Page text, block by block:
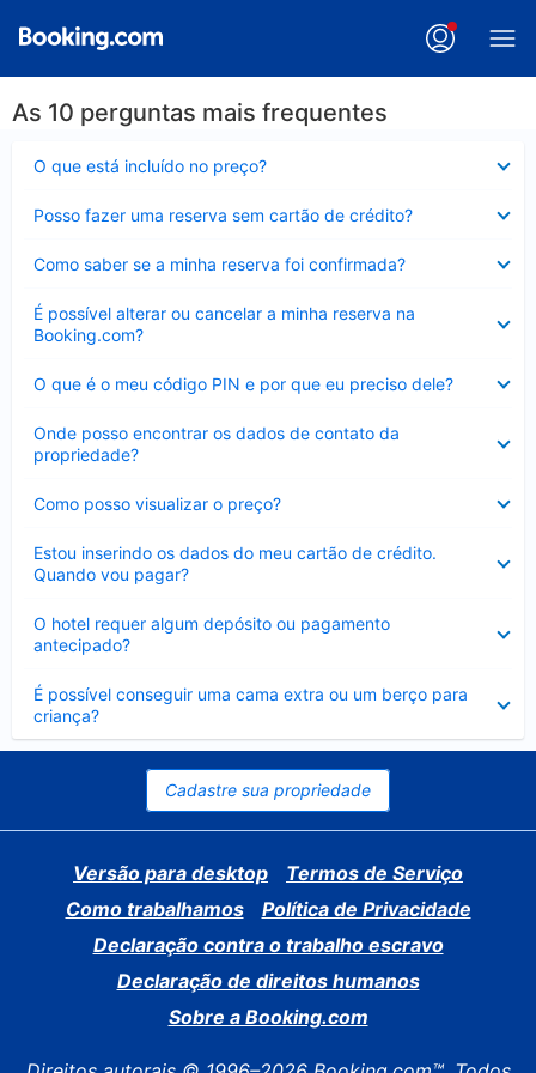
As 10 perguntas mais frequentes
O que está incluído no preço?
Posso fazer uma reserva sem cartão de crédito?
Como saber se a minha reserva foi confirmada?
É possível alterar ou cancelar a minha reserva na
Booking.com?
Contraído
O que é o meu código PIN e por que eu preciso dele?
Onde posso encontrar os dados de contato da
propriedade?
Como posso visualizar o preço?
Estou inserindo os dados do meu cartão de crédito.
Quando vou pagar?
O hotel requer algum depósito ou pagamento
antecipado?
É possível conseguir uma cama extra ou um berço para
criança?
Contraído
Cadastre sua propriedade
Versão para desktop
Termos de Serviço
Como trabalhamos
Política de Privacidade
Declaração contra o trabalho escravo
Declaração de direitos humanos
Sobre a Booking.com